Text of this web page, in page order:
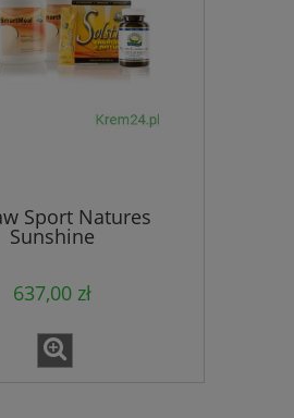
Sport Natures
Sunshine
637,00 zł